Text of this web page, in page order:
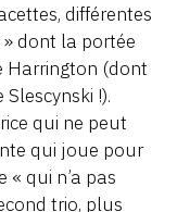
différentes
» dont la portée
Harrington (dont
!).
qui ne peut
qui joue pour
« qui n’a pas
trio, plus